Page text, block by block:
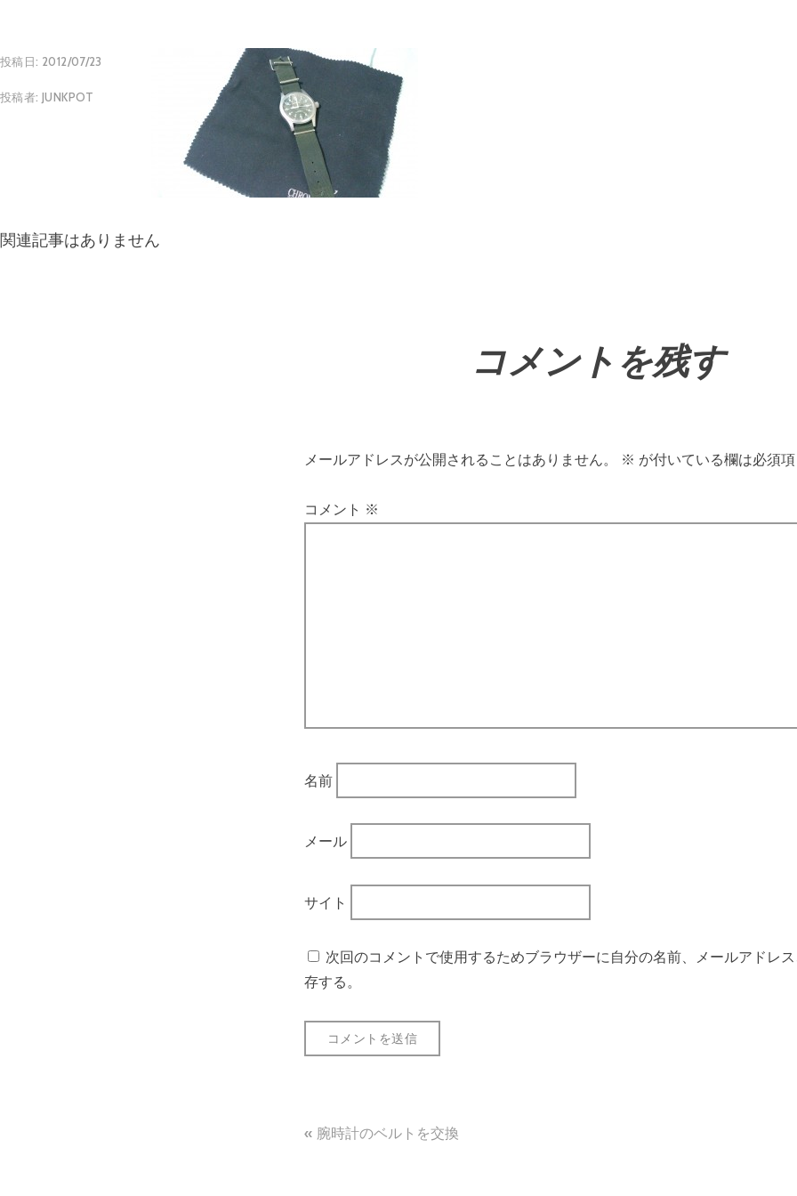
投稿日: 2012/07/23
投稿者: JUNKPOT
関連記事はありません
コメントを残す
メールアドレスが公開されることはありません。 ※ が付いている欄は必須
コメント ※
名前
メール
サイト
次回のコメントで使用するためブラウザーに自分の名前、メールアドレ
存する。
投
腕時計のベルトを交換